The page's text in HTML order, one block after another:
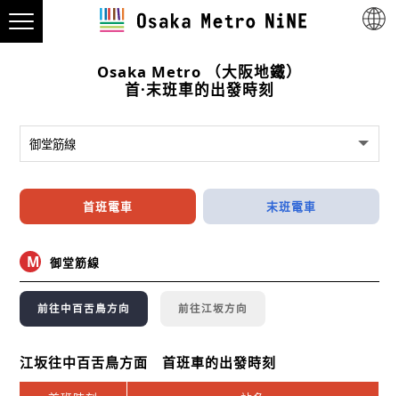
Osaka Metro （大阪地鐵）
首·末班車的出發時刻
首班電車 末班電車
M 御堂筋線
前往中百舌鳥方向 前往江坂方向
江坂往中百舌鳥方面 首班車的出發時刻